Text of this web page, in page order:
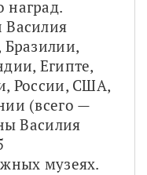
Василия
Бразилии,
Египте,
России, США,
(всего —
Василия
музеях.